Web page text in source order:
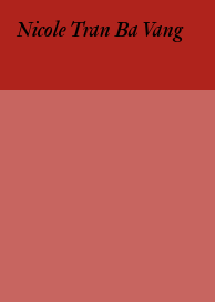
Nicole Tran Ba Vang